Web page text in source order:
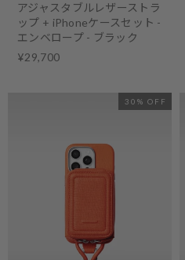
アジャスタブルレザーストラ
ップ + iPhoneケースセット -
エンベロープ - ブラック
¥29,700
30% OFF